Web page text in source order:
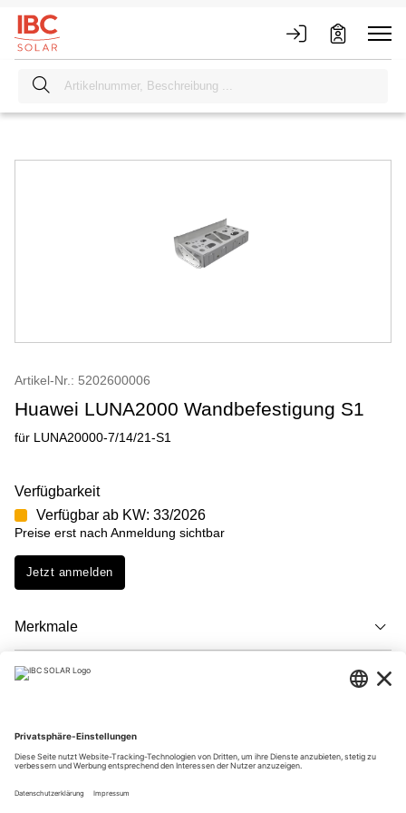
Artikel-Nr.: 5202600006
Huawei LUNA2000 Wandbefestigung S1
für LUNA20000-7/14/21-S1
Verfügbarkeit
Verfügbar ab KW: 33/2026
Preise erst nach Anmeldung sichtbar
Jetzt anmelden
Merkmale